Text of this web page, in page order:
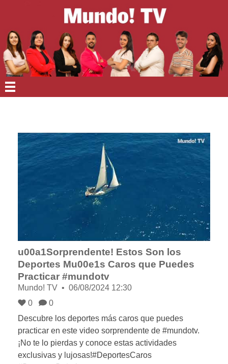
u00a1Sorprendente! Estos Son los
Deportes Mu00e1s Caros que Puedes
Practicar #mundotv
Mundo! TV
06/08/2024 12:30
0
0
Descubre los deportes más caros que puedes
practicar en este video sorprendente de #mundotv.
¡No te lo pierdas y conoce estas actividades
exclusivas y lujosas!#DeportesCaros